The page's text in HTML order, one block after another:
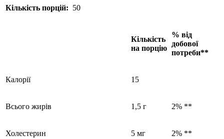
Кількість порцій: 50
Кількість
на порцію
% від
добової
потреби**
Калорії 15
Всього жирів 1,5 г 2% **
Холестерин 5 мг 2% **